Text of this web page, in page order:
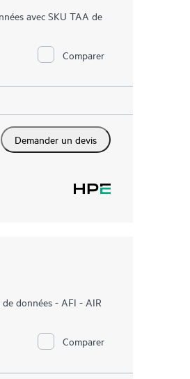
avec SKU TAA de
Comparer
Demander un devis
données - AFI - AIR
Comparer